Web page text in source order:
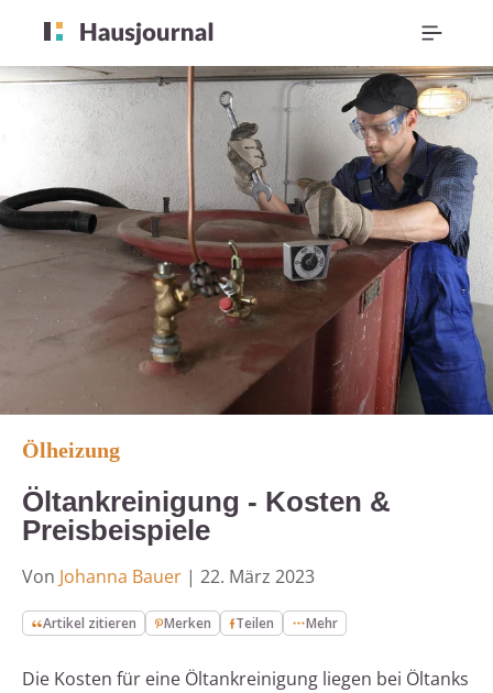
Ölheizung
Öltankreinigung - Kosten &
Preisbeispiele
Von Johanna Bauer | 22. März 2023
Artikel zitieren Merken Teilen Mehr
Die Kosten für eine Öltankreinigung liegen bei Öltanks